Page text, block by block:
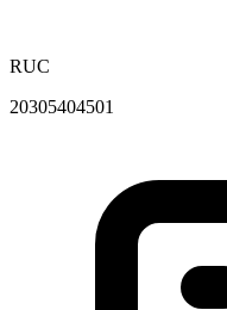
RUC
20305404501